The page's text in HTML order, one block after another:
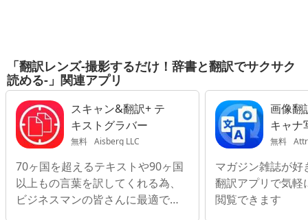
「翻訳レンズ-撮影するだけ！辞書と翻訳でサクサク
読める-」関連アプリ
スキャン&翻訳+ テ
キストグラバー
無料 Aisberg LLC
70ヶ国を超えるテキストや90ヶ国
以上もの言葉を訳してくれる為、
ビジネスマンの皆さんに最適で
画像翻
キャナ
無料
マガジン雑誌が好
翻訳アプリで気軽
閲覧できます